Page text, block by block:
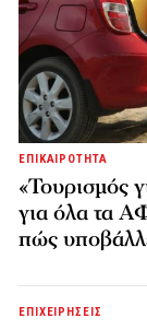
ΕΠΙΚΑΙΡΟΤΗΤΑ
«Τουρισμός
για όλα τα
πώς
ΕΠΙΧΕΙΡΗΣΕΙΣ